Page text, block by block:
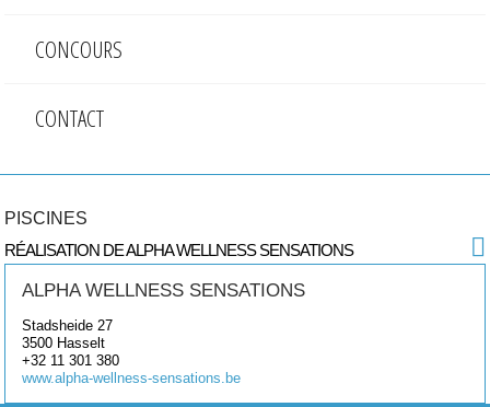
CONCOURS
CONTACT
PISCINES
RÉALISATION DE ALPHA WELLNESS SENSATIONS
ALPHA WELLNESS SENSATIONS
Stadsheide 27
3500 Hasselt
+32 11 301 380
www.alpha-wellness-sensations.be